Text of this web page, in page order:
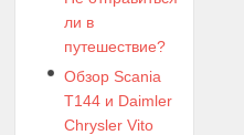
ли в
путешествие?
Обзор Scania
T144 и Daimler
Chrysler Vito